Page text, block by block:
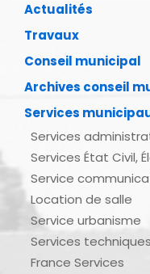
Actualités
Travaux
Conseil municipal
Archives conseil
Services
Services
Services État Civil,
Service
Location de salle
Service urbanisme
Services techniques
France Services